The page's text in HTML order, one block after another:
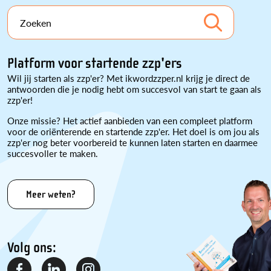
Zoeken
Platform voor startende zzp'ers
Wil jij starten als zzp'er? Met ikwordzzper.nl krijg je direct de
antwoorden die je nodig hebt om succesvol van start te gaan als
zzp'er!
Onze missie? Het actief aanbieden van een compleet platform
voor de oriënterende en startende zzp'er. Het doel is om jou als
zzp'er nog beter voorbereid te kunnen laten starten en daarmee
succesvoller te maken.
Meer weten?
Volg ons: